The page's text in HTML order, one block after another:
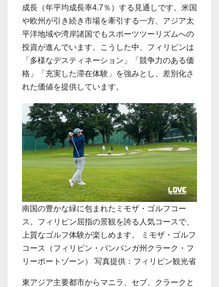
成長（年平均成長率4.7％）する見通しです。米国
や欧州が引き続き市場を牽引する一方、アジア太
平洋地域や湾岸諸国でもスポーツツーリズムへの
投資が進んでいます。こうした中、フィリピンは
「多様なデスティネーション」「競争力のある価
格」「充実した滞在体験」を強みとし、差別化さ
れた価値を提供しています。
南国の豊かな緑に包まれたミモザ・ゴルフコー
ス。フィリピン屈指の景観を誇る人気コースで、
上質なゴルフ体験が楽しめます。 ミモザ・ゴルフ
コース（フィリピン・パンパンガ州クラーク・フ
リーポートゾーン） 写真提供：フィリピン観光省
東アジア主要都市からマニラ、セブ、クラークと